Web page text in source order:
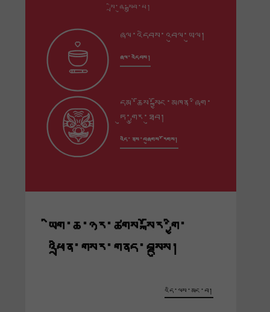
སྲི་ཞུ་སྒྲུབ་པ།
ཞལ་འདེབས་འབུལ་ཡུལ།
ཞལ་འདེབས།
དམ་ཆོས་སྐྱོང་མཁན་ཞིག་
ཏུ་གྱུར་ཐུབ།
འདི་ནས་བཞུགས་རོགས།
ཡིག་ཆ་ཉར་ཚགས་སྐོར་གྱི་
འཕྲིན་གསར་གནད་བསྡུས།
འདི་ལས་མང་བ།